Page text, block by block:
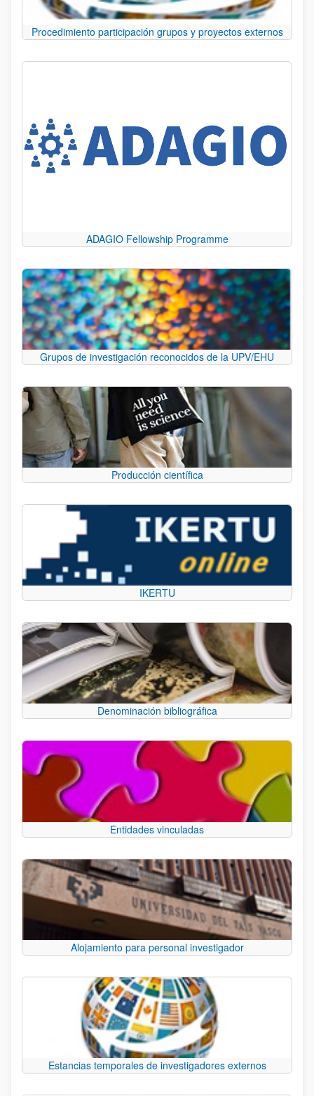
Procedimiento participación grupos y proyectos externos
ADAGIO Fellowship Programme
Grupos de investigación reconocidos de la UPV/EHU
Producción científica
IKERTU
Denominación bibliográfica
Entidades vinculadas
Alojamiento para personal investigador
Estancias temporales de investigadores externos